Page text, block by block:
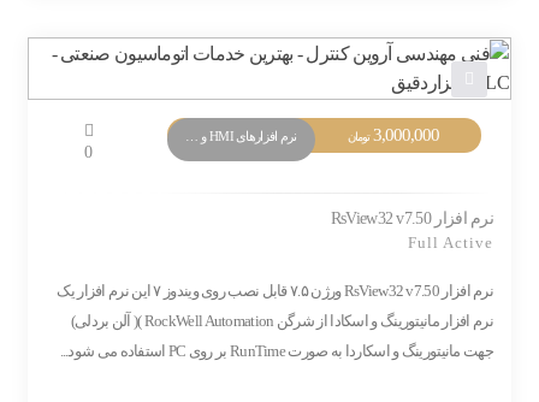
3,000,000 تومان
0
نرم افزار RsView32 v7.50
Full Active
نرم افزار RsView32 v7.50 ورژن ۷.۵ قابل نصب روی ویندوز ۷ این نرم افزار یک
نرم افزار مانیتورینگ و اسکادا از شرگن RockWell Automation )( آلن بردلی)
جهت مانیتورینگ و اسکاردا به صورت RunTime بر روی PC استفاده می شود...